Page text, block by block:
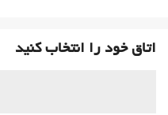
اتاق خود را انتخاب کنید